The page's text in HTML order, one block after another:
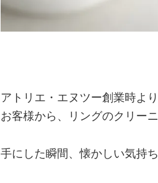
アトリエ・エヌツー創業時よ
お客様から、リングのクリー
手にした瞬間、懐かしい気持